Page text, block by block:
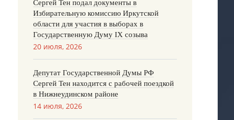
Сергей Тен подал документы в
Избирательную комиссию Иркутской
области для участия в выборах в
Государственную Думу IX созыва
20 июля, 2026
Депутат Государственной Думы РФ
Сергей Тен находится с рабочей поездкой
в Нижнеудинском районе
14 июля, 2026